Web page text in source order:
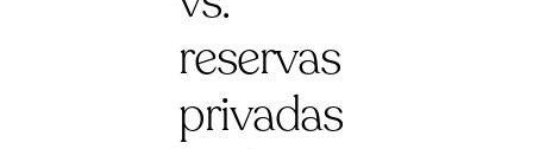
reservas
privadas